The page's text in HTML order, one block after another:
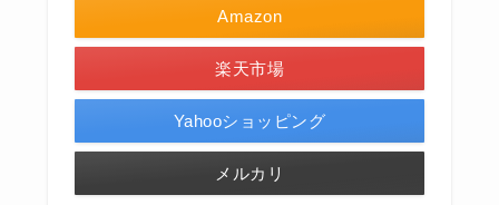
Amazon
楽天市場
Yahooショッピング
メルカリ